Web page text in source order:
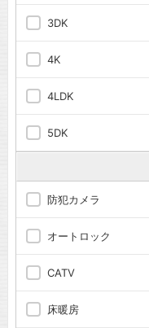
3DK
4K
4LDK
5DK
防犯カメラ
オートロック
CATV
床暖房